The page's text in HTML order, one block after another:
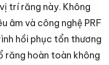
trí răng này. Không
âm và công nghệ PRF
hồi phục tổn thương
răng hoàn toàn không